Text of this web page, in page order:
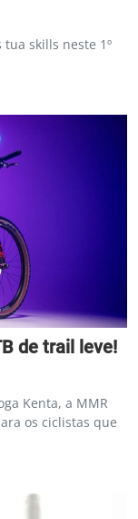
skills neste 1º
de trail leve!
Kenta, a MMR
os ciclistas que